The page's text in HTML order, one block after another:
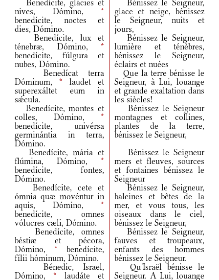
Benedícite, glácies et
nives, Dómino, *
benedícite, noctes et
dies, Dómino.
Bénissez le Seigneur,
glace et neige, bénissez
le Seigneur, nuits et
jours,
Benedícite, lux et
ténebræ, Dómino, *
benedícite, fúlgura et
nubes, Dómino.
Bénissez le Seigneur,
lumière et ténèbres,
bénissez le Seigneur,
éclairs et nuées
Benedícat terra
Dóminum, * laudet et
superexáltet eum in
sǽcula.
Que la terre bénisse le
Seigneur, à Lui, louange
et grande exaltation dans
les siècles!
Benedícite, montes et
colles, Dómino, *
benedícite, univérsa
germinántia in terra,
Dómino.
Bénissez le Seigneur
montagnes et collines,
plantes de la terre,
bénissez le Seigneur,
Benedícite, mária et
flúmina, Dómino, *
benedícite, fontes,
Dómino.
Bénissez le Seigneur
mers et fleuves, sources
et fontaines bénissez le
Seigneur
Benedícite, cete et
ómnia quæ movéntur in
aquis, Dómino, *
benedícite, omnes
vólucres cæli, Dómino.
Bénissez le Seigneur,
baleines et bêtes de la
mer, et vous tous, les
oiseaux dans le ciel,
bénissez le Seigneur,
Benedícite, omnes
béstiæ et pécora,
Dómino, * benedícite,
fílii hóminum, Dómino.
Bénissez le Seigneur,
fauves et troupeaux,
enfants des hommes
bénissez le Seigneur.
Bénedic, Israel,
Dómino, * laudáte et
Qu'Israël bénisse le
Seigneur. A Lui, louange